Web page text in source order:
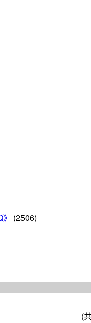
(2506)
(